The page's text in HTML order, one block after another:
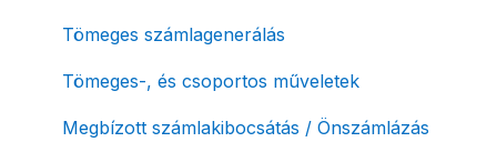
Fizetési módok
Tömeges számlagenerálás
Tömeges-, és csoportos műveletek
Megbízott számlakibocsátás / Önszámlázás